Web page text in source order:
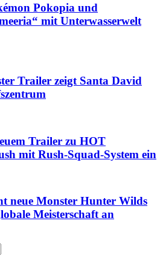
Pokopia und
mit Unterwasserwelt
Trailer zeigt Santa David
Trailer zu HOT
mit Rush-Squad-System ein
neue Monster Hunter Wilds
Meisterschaft an